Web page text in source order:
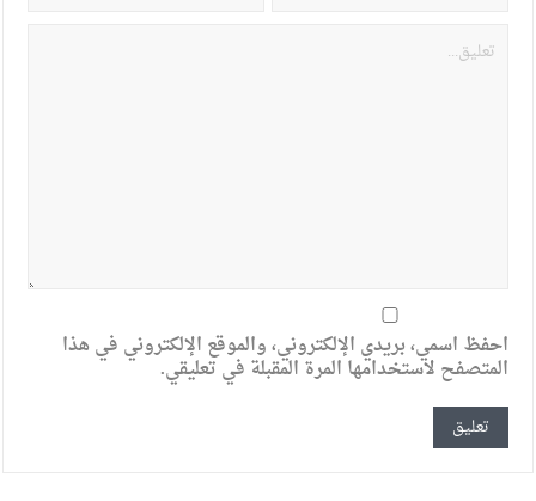
احفظ اسمي، بريدي الإلكتروني، والموقع الإلكتروني في هذا
المتصفح لاستخدامها المرة المقبلة في تعليقي.